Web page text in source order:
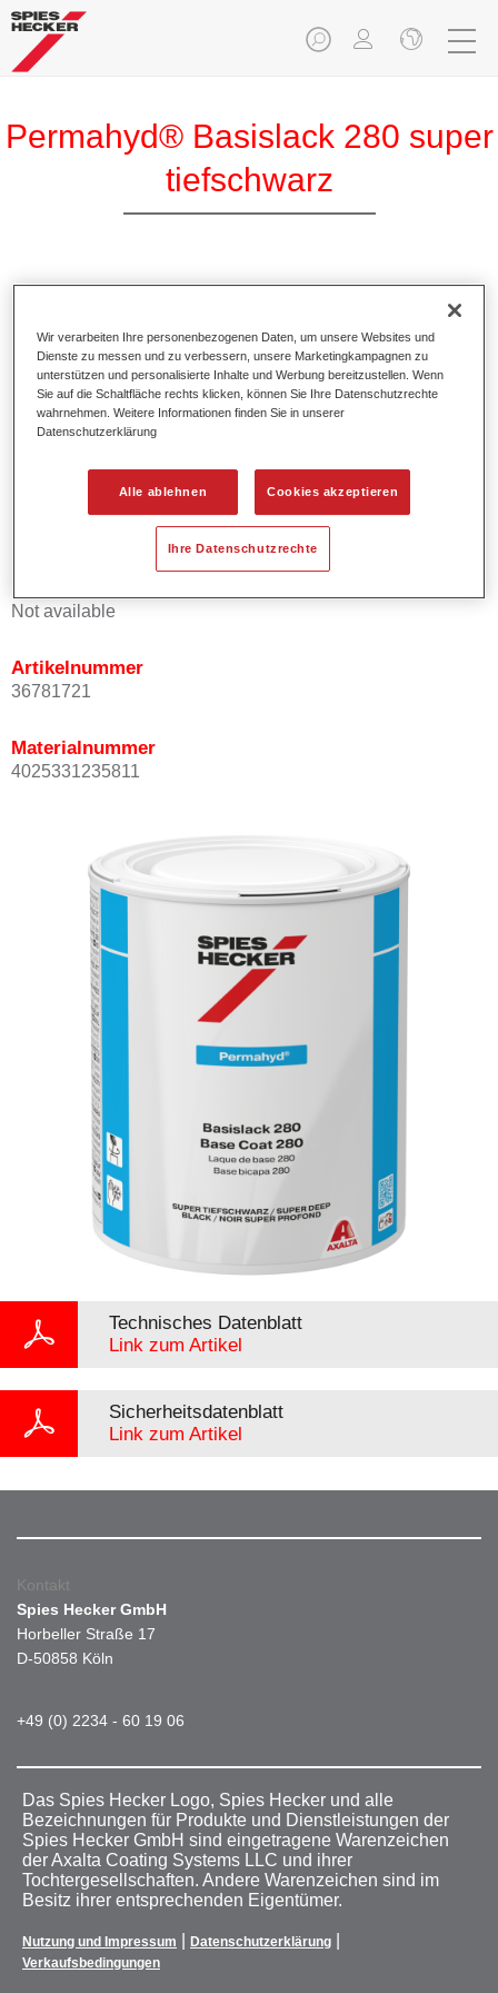
Permahyd® Basislack 280 super
tiefschwarz
Produktmerkmale
Ermöglicht eine einfache und schnelle Verarbeitung in
1,5 Spritzgängen.
Zeigt ein hohes Deckvermögen.
Bietet hohe Farbtongenauigkeit.
Kann mit Permasolid HS Klarlack überlackiert werden.
Not available
Artikelnummer
36781721
Materialnummer
4025331235811
Technisches Datenblatt
Link zum Artikel
Sicherheitsdatenblatt
Link zum Artikel
Kontakt
Spies Hecker GmbH
Horbeller Straße 17
D-50858 Köln
+49 (0) 2234 - 60 19 06
Das Spies Hecker Logo, Spies Hecker und alle
Bezeichnungen für Produkte und Dienstleistungen der
Spies Hecker GmbH sind eingetragene Warenzeichen
der Axalta Coating Systems LLC und ihrer
Tochtergesellschaften. Andere Warenzeichen sind im
Besitz ihrer entsprechenden Eigentümer.
Nutzung und Impressum Datenschutzerklärung
Verkaufsbedingungen
Wir verarbeiten Ihre personenbezogenen Daten, um unsere Websites und
Dienste zu messen und zu verbessern, unsere Marketingkampagnen zu
unterstützen und personalisierte Inhalte und Werbung bereitzustellen. Wenn
Sie auf die Schaltfläche rechts klicken, können Sie Ihre Datenschutzrechte
wahrnehmen. Weitere Informationen finden Sie in unserer
Datenschutzerklärung
Alle ablehnen Cookies akzeptieren
Ihre Datenschutzrechte